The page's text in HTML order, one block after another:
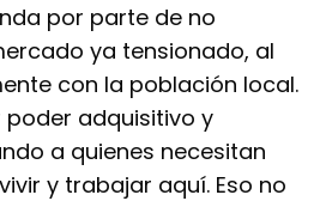
por parte de no
ya tensionado, al
con la población local.
poder adquisitivo y
a quienes necesitan
y trabajar aquí. Eso no